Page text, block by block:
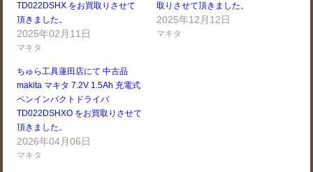
TD022DSHX をお買取りさせて
頂きました。
2025年02月11日
マキタ
取りさせて頂きました。
2025年12月12日
マキタ
ちゅら工具蓮田店にて 中古品
makita マキタ 7.2V 1.5Ah 充電式
ペンインパクトドライバ
TD022DSHXO をお買取りさせて
頂きました。
2026年04月06日
マキタ